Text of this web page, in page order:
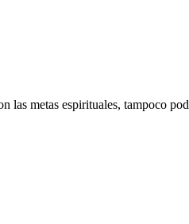
metas espirituales, tampoco